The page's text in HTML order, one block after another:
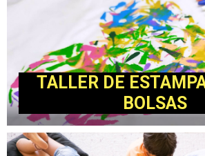
TALLER DE
BOLSAS